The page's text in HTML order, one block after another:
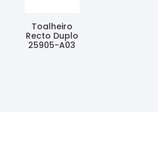
Toalheiro
Recto Duplo
25905-A03